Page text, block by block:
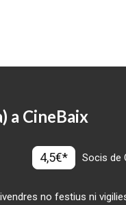
a CineBaix
4,5€* Socis de
no festius ni